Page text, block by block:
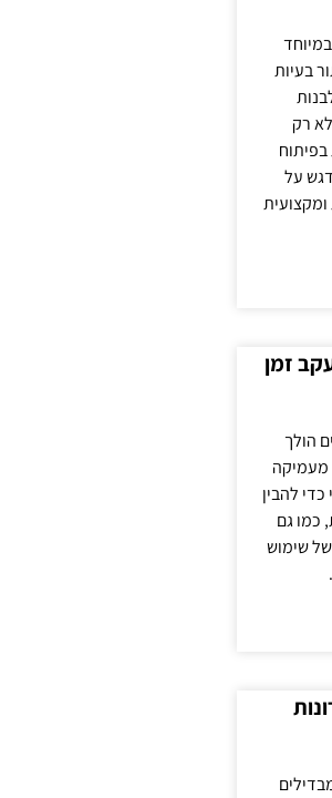
בעיות
רק
דגש על
ומקצועית
זמן
הולך
מעמיקה
להבין
כמו גם
שימוש